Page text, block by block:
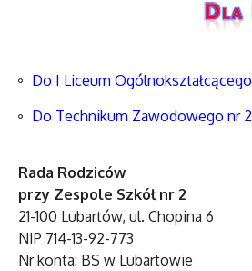
Do I Liceum Ogólnokształcącego
Do Technikum Zawodowego nr 2
Rada Rodziców
przy Zespole Szkół nr 2
21-100 Lubartów, ul. Chopina 6
NIP 714-13-92-773
Nr konta: BS w Lubartowie